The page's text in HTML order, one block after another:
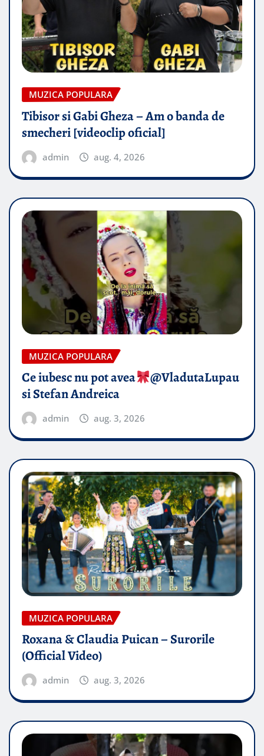
MUZICA POPULARA
Tibisor si Gabi Gheza – Am o banda de
smecheri [videoclip oficial]
admin aug. 4, 2026
MUZICA POPULARA
Ce iubesc nu pot avea
​@VladutaLupau
si Stefan Andreica
admin aug. 3, 2026
MUZICA POPULARA
Roxana & Claudia Puican – Surorile
(Official Video)
admin aug. 3, 2026